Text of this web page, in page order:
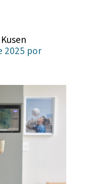
2025 por